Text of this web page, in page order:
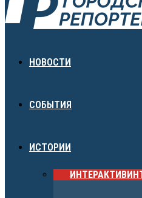
НОВОСТИ
СОБЫТИЯ
ИСТОРИИ
ИНТЕРАКТИВ